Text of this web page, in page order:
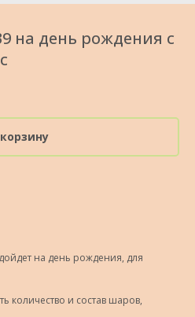
на день рождения с
на день рождения, для
количество и состав шаров,